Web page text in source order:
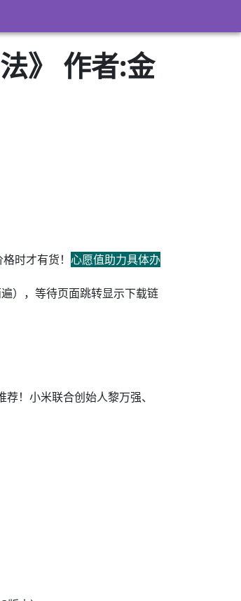
》 作者:金
时才有货！ 心愿值助力具体办
），等待页面跳转显示下载链
！小米联合创始人黎万强、